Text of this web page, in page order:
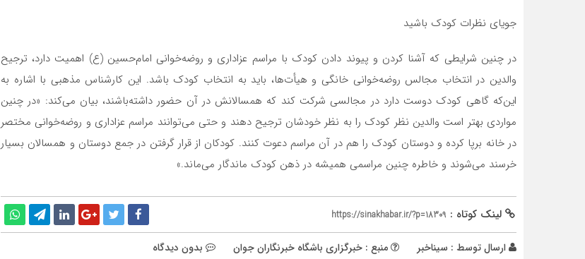
جویای نظرات کودک باشید
در چنین شرایطی که آشنا کردن و پیوند دادن کودک با مراسم عزاداری و روضه‌خوانی امام‌حسین (ع) اهمیت دارد، ترجیح
والدین در انتخاب مجالس روضه‌خوانی خانگی و هیأت‌ها، باید به انتخاب کودک باشد. این کارشناس مذهبی با اشاره به
این‌که گاهی کودک دوست دارد در مجالسی شرکت کند که همسالانش در آن حضور داشته‌باشند، بیان می‌کند: «در چنین
مواردی بهتر است والدین نظر کودک را به نظر خودشان ترجیح دهند و حتی می‌توانند مراسم عزاداری و روضه‌خوانی مختصر
در خانه برپا کرده و دوستان کودک را هم در آن مراسم دعوت کنند. کودکان از قرار گرفتن در جمع دوستان و همسالان بسیار
خرسند می‌شوند و خاطره چنین مراسمی همیشه در ذهن کودک ماندگار می‌ماند.»
لینک کوتاه : https://sinakhabar.ir/?p=18309
ارسال توسط : سیناخبر منبع : خبرگزاری باشگاه خبرنگاران جوان بدون دیدگاه